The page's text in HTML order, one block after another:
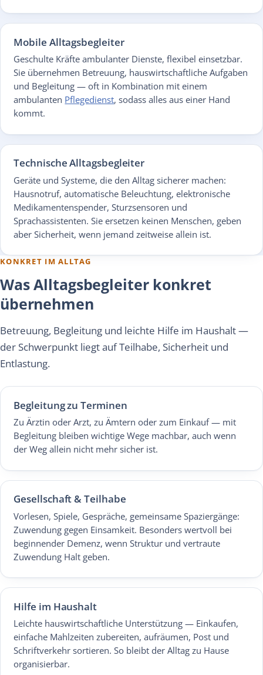
Mobile Alltagsbegleiter
Geschulte Kräfte ambulanter Dienste, flexibel einsetzbar.
Sie übernehmen Betreuung, hauswirtschaftliche Aufgaben
und Begleitung — oft in Kombination mit einem
ambulanten Pflegedienst, sodass alles aus einer Hand
kommt.
Technische Alltagsbegleiter
Geräte und Systeme, die den Alltag sicherer machen:
Hausnotruf, automatische Beleuchtung, elektronische
Medikamentenspender, Sturzsensoren und
Sprachassistenten. Sie ersetzen keinen Menschen, geben
aber Sicherheit, wenn jemand zeitweise allein ist.
KONKRET IM ALLTAG
Was Alltagsbegleiter konkret
übernehmen
Betreuung, Begleitung und leichte Hilfe im Haushalt —
der Schwerpunkt liegt auf Teilhabe, Sicherheit und
Entlastung.
Begleitung zu Terminen
Zu Ärztin oder Arzt, zu Ämtern oder zum Einkauf — mit
Begleitung bleiben wichtige Wege machbar, auch wenn
der Weg allein nicht mehr sicher ist.
Gesellschaft & Teilhabe
Vorlesen, Spiele, Gespräche, gemeinsame Spaziergänge:
Zuwendung gegen Einsamkeit. Besonders wertvoll bei
beginnender Demenz, wenn Struktur und vertraute
Zuwendung Halt geben.
Hilfe im Haushalt
Leichte hauswirtschaftliche Unterstützung — Einkaufen,
einfache Mahlzeiten zubereiten, aufräumen, Post und
Schriftverkehr sortieren. So bleibt der Alltag zu Hause
organisierbar.